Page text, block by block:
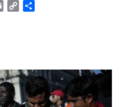
Email
Copy